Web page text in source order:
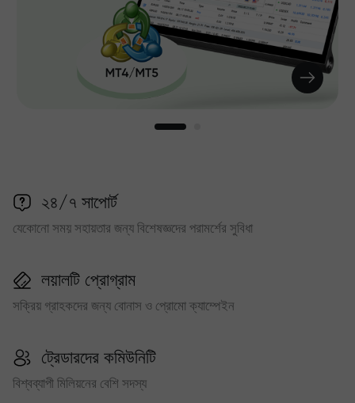
২৪/৭ সাপোর্ট
যেকোনো সময় সহায়তার জন্য বিশেষজ্ঞদের পরামর্শের সুবিধা
লয়ালটি প্রোগ্রাম
সক্রিয় গ্রাহকদের জন্য বোনাস ও প্রোমো ক্যাম্পেইন
ট্রেডারদের কমিউনিটি
বিশ্বব্যাপী মিলিয়নের বেশি সদস্য